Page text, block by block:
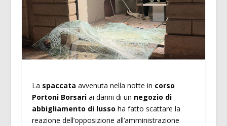
La spaccata avvenuta nella notte in corso
Portoni Borsari ai danni di un negozio di
abbigliamento di lusso ha fatto scattare la
reazione dell’opposizione all’amministrazione